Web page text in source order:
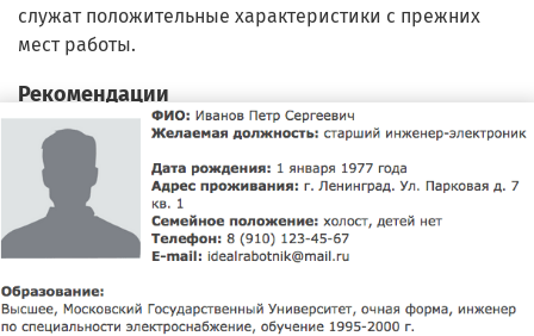
служат положительные характеристики с прежних
мест работы.
Рекомендации